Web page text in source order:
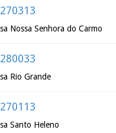
Nossa Senhora do Carmo
Rio Grande
Santo Heleno